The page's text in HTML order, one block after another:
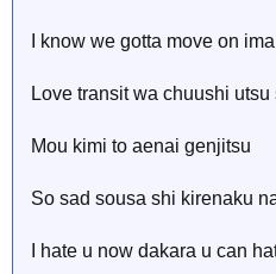
I know we gotta move on
Love transit wa chuushi utsu
Mou kimi to aenai genjitsu
So sad sousa shi kirenaku
I hate u now dakara u can